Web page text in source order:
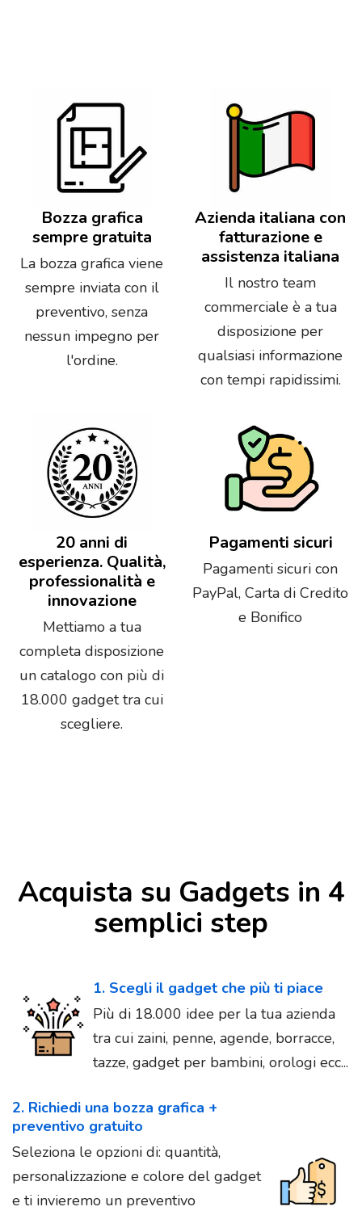
Bozza grafica
sempre gratuita
La bozza grafica viene
sempre inviata con il
preventivo, senza
nessun impegno per
l'ordine.
Azienda italiana con
fatturazione e
assistenza italiana
Il nostro team
commerciale è a tua
disposizione per
qualsiasi informazione
con tempi rapidissimi.
20 anni di
esperienza. Qualità,
professionalità e
innovazione
Mettiamo a tua
completa disposizione
un catalogo con più di
18.000 gadget tra cui
scegliere.
Pagamenti sicuri
Pagamenti sicuri con
PayPal, Carta di Credito
e Bonifico
Acquista su Gadgets in 4
semplici step
1. Scegli il gadget che più ti piace
Più di 18.000 idee per la tua azienda
tra cui zaini, penne, agende, borracce,
tazze, gadget per bambini, orologi ecc...
2. Richiedi una bozza grafica +
preventivo gratuito
Seleziona le opzioni di: quantità,
personalizzazione e colore del gadget
e ti invieremo un preventivo